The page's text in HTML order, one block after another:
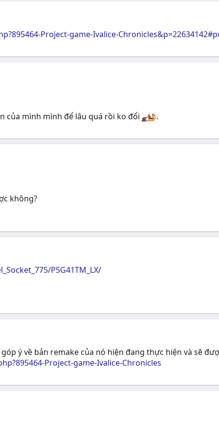
Project-game-Ivalice-
của mình mình để lâu quá rồi ko đổi .
không?
P5G41TM_LX/
ý về bản remake của nó hiện đang thực hiện và sẽ
Project-game-Ivalice-Chronicles